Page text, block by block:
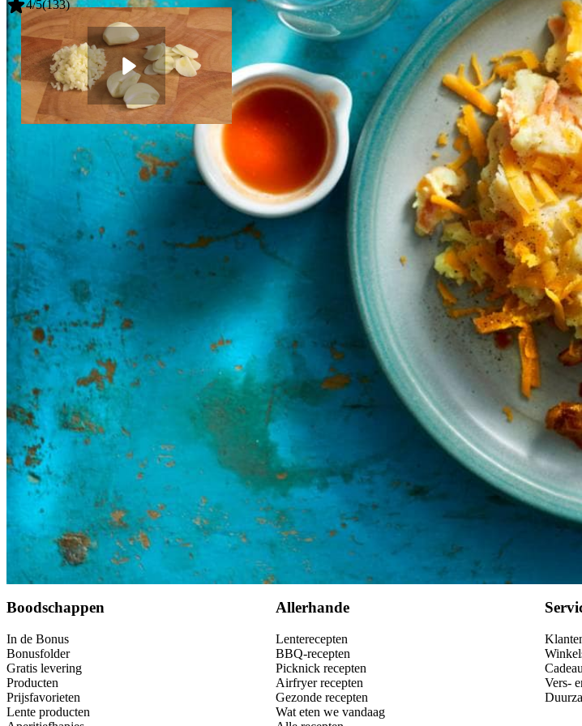
4/5(133)
1 eltabasco
2zoete puntpaprika's
kipdijfiletreepjes shoarma
verse aardappelpuree
cheddar
Kies
Knoflook snijden
Instructievideo
00:57 min.
Wat vond je van dit
Boodschappen
In de Bonus
Bonusfolder
Gratis levering
Producten
Prijsfavorieten
Lente producten
Allerhande
Lenterecepten
BBQ-recepten
Picknick recepten
Airfryer recepten
Gezonde recepten
Wat eten we vandaag
Vers-